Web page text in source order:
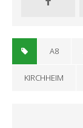
A8
KIRCHHEIM